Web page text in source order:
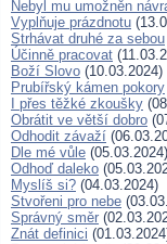
Nebyl mu umožněn
Vyplňuje prázdnotu
Strhávat druhé za sebou
Účinně pracovat
Boží Slovo (10.03.2024)
Prubířský kámen pokory
I přes těžké zkoušky
Obrátit ve větší dobro
Odhodit závaží
Dle mé vůle (05.03.2024)
Odhoď daleko
Myslíš si? (04.03.2024)
Stvořeni pro nebe
Správný směr
Znát definici